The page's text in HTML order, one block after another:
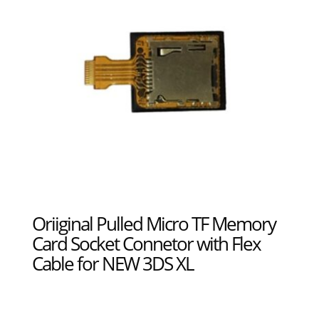
Oriiginal Pulled Micro TF Memory
Card Socket Connetor with Flex
Cable for NEW 3DS XL